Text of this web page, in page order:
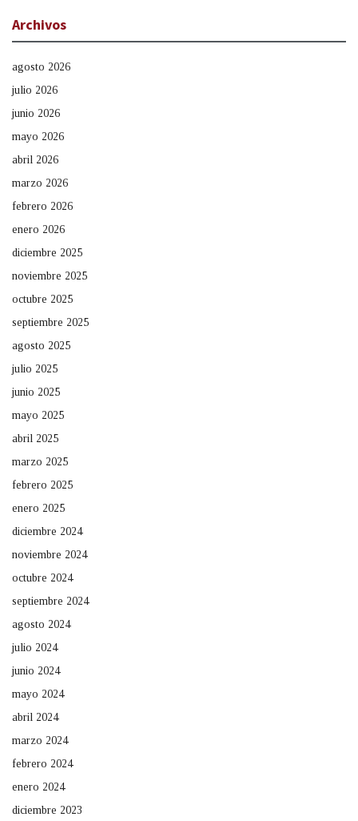
Archivos
agosto 2026
julio 2026
junio 2026
mayo 2026
abril 2026
marzo 2026
febrero 2026
enero 2026
diciembre 2025
noviembre 2025
octubre 2025
septiembre 2025
agosto 2025
julio 2025
junio 2025
mayo 2025
abril 2025
marzo 2025
febrero 2025
enero 2025
diciembre 2024
noviembre 2024
octubre 2024
septiembre 2024
agosto 2024
julio 2024
junio 2024
mayo 2024
abril 2024
marzo 2024
febrero 2024
enero 2024
diciembre 2023